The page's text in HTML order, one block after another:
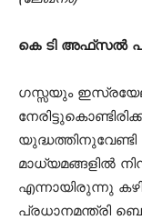
കെ ടി അഫ്‌സല്‍
ഗസ്സയും
മാധ്യമങ്ങളില്‍
എന്നായിരുന്നു
പ്രധാനമന്ത്രി